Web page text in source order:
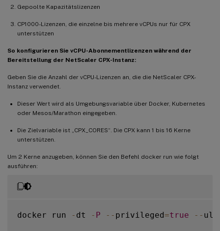
Gepoolte Kapazitätslizenzen
CP1000-Lizenzen, die einzelne bis mehrere vCPUs nur für CPX
unterstützen
So konfigurieren Sie vCPU-Abonnementlizenzen während der
Bereitstellung der NetScaler CPX-Instanz:
Geben Sie die Anzahl der vCPU-Lizenzen an, die die NetScaler CPX-
Instanz verwendet.
Dieser Wert wird als Umgebungsvariable über Docker, Kubernetes
oder Mesos/Marathon eingegeben.
Die Zielvariable ist „CPX_CORES“. Die CPX kann 1 bis 16 Kerne
unterstützen.
Um 2 Kerne anzugeben, können Sie den Befehl docker run wie folgt
ausführen:
docker run - dt - P -- privileged=true --